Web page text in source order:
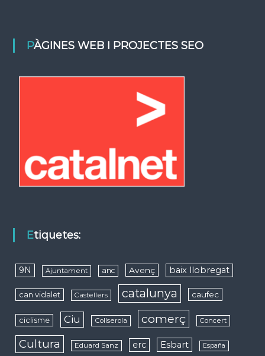
PÀGINES WEB I PROJECTES SEO
Etiquetes:
9N Ajuntament anc Avenç baix llobregat
can vidalet Castellers catalunya caufec
ciclisme Ciu Collserola comerç Concert
Cultura Eduard Sanz erc Esbart España